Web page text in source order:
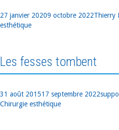
Publié
le
27 janvier 20209 octobre 2022Auteur
Thierry
esthétique
Les fesses tombent
Publié
le
31 août 201517 septembre 2022
Chirurgie esthétique